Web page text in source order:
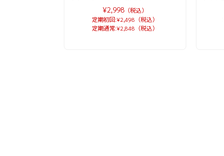
¥2,998 （税込）
定期初回:¥2,498（税込）
定期通常:¥2,848（税込）